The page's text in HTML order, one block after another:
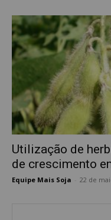
Utilização de
de crescimento
Equipe Mais Soja 22 de